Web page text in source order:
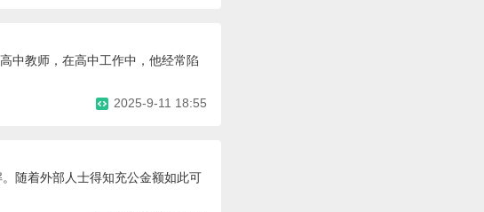
中教师，在高中工作中，他经常陷
2025-9-11 18:55
随着外部人士得知充公金额如此可